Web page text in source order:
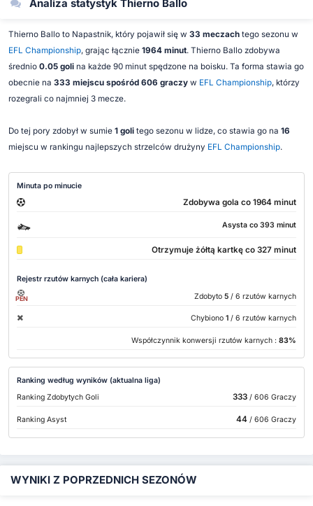
Analiza statystyk Thierno Ballo
Thierno Ballo to Napastnik, który pojawił się w 33 meczachtego sezonu w
EFL Championship, grając łącznie 1964 minut. Thierno Ballo zdobywa
średnio 0.05 golina każde 90 minut spędzone na boisku. Ta forma stawia go
obecnie na 333 miejscu spośród 606 graczyw EFL Championship, którzy
rozegrali co najmniej 3 mecze.
Do tej pory zdobył w sumie 1 golitego sezonu w lidze, co stawia go na 16
miejscu w rankingu najlepszych strzelców drużyny EFL Championship.
Minuta po minucie
Zdobywa gola co 1964 minut
Asysta co 393 minut
Otrzymuje żółtą kartkę co 327 minut
Rejestr rzutów karnych (cała kariera)
PEN Zdobyto 5 / 6 rzutów karnych
Chybiono 1 / 6 rzutów karnych
Współczynnik konwersji rzutów karnych : 83%
Ranking według wyników (aktualna liga)
Ranking Zdobytych Goli
333/ 606 Graczy
Ranking Asyst 44/ 606 Graczy
WYNIKI Z POPRZEDNICH SEZONÓW